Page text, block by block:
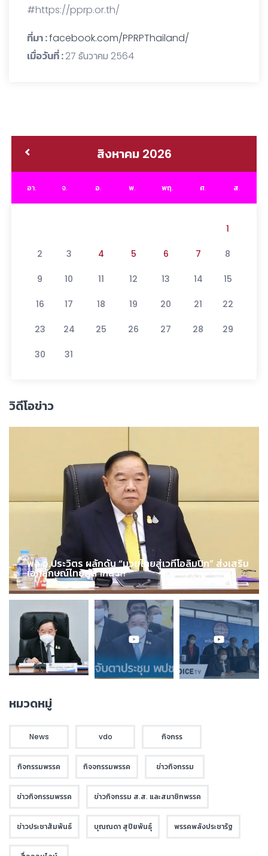
#https://pprp.or.th/
ที่มา :facebook.com/PPRPThailand/
เมื่อวันที่ :27 ธันวาคม 2564
สิงหาคม 2026
อา. จ. อ. พ. พฤ. ศ. ส.
1
2 3 4 5 6 7 8
9 10 11 12 13 14 15
16 17 18 19 20 21 22
23 24 25 26 27 28 29
30 31
วิดีโอข่าว
พล.อ.ประวิตร ผลักดัน “มวยไทยสู่เวทีโอลิมปิก” ส่งเสริม
เอกลักษณ์ไทยสู่สากล !!!
หมวดหมู่
News vdo กิจกรร
กิจกรรมพรรค กิจจกรรมพรรค ข่าวกิจกรรม
ข่าวกิจกรรมพรรค ข่าวกิจกรรม ส.ส. และสมาชิกพรรค
ข่าวประชาสัมพันธ์ บุณณดา สุปิยพันธุ์ พรรคพลังประชารัฐ